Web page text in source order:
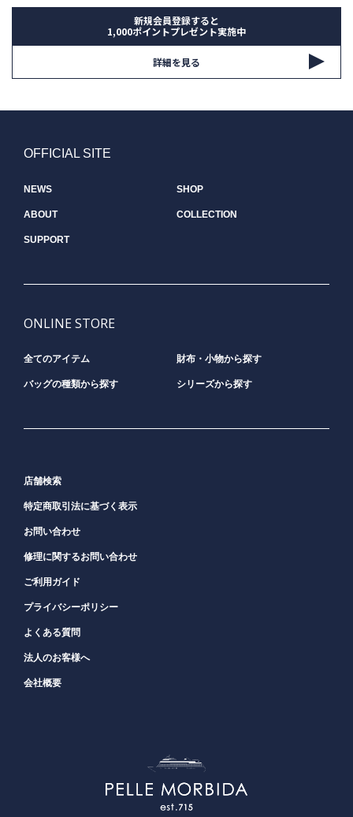
新規会員登録すると
1,000ポイントプレゼント実施中
詳細を見る
OFFICIAL SITE
NEWS SHOP
ABOUT COLLECTION
SUPPORT
ONLINE STORE
全てのアイテム 財布・小物から探す
バッグの種類から探す シリーズから探す
店舗検索
特定商取引法に基づく表示
お問い合わせ
修理に関するお問い合わせ
ご利用ガイド
プライバシーポリシー
よくある質問
法人のお客様へ
会社概要